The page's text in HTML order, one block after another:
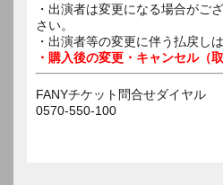
・出演者は変更になる場合がご
さい。
・出演者等の変更に伴う払戻し
・購入後の変更・キャンセル（
FANYチケット問合せダイヤル
0570-550-100